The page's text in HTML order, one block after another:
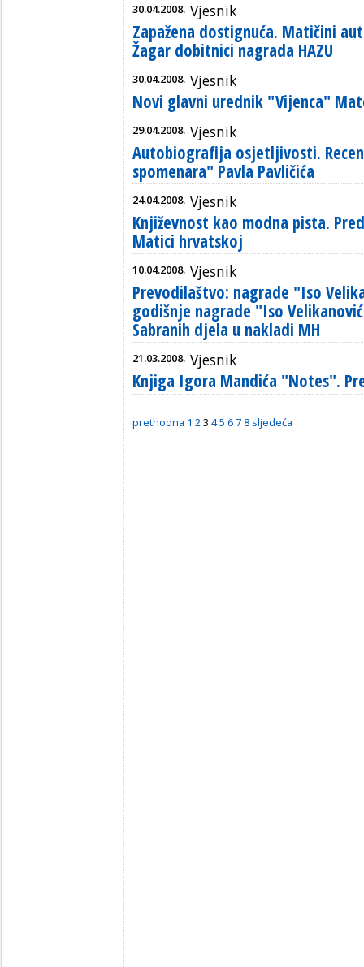
30.04.2008. Vjesnik
Zapažena dostignuća. Matičini
Žagar dobitnici nagrada HAZU
30.04.2008. Vjesnik
Novi glavni urednik "Vijenca"
29.04.2008. Vjesnik
Autobiografija osjetljivosti.
spomenara" Pavla Pavličića
24.04.2008. Vjesnik
Književnost kao modna pista.
Matici hrvatskoj
10.04.2008. Vjesnik
Prevodilaštvo: nagrade "Iso
godišnje nagrade "Iso
Sabranih djela u nakladi MH
21.03.2008. Vjesnik
Knjiga Igora Mandića "Notes".
prethodna 1 2 3 45 6 7 8 sljedeća